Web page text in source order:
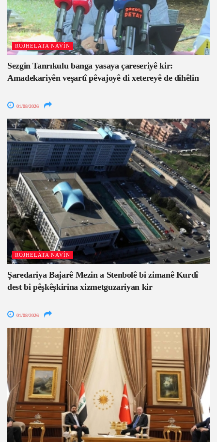
ROJHELATA NAVÎN
Sezgin Tanrıkulu banga yasaya çareseriyê kir:
Amadekariyên veşartî pêvajoyê di xetereyê de dihêlin
01/08/2026
ROJHELATA NAVÎN
Şaredariya Bajarê Mezin a Stenbolê bi zimanê Kurdî
dest bi pêşkêşkirina xizmetguzariyan kir
01/08/2026